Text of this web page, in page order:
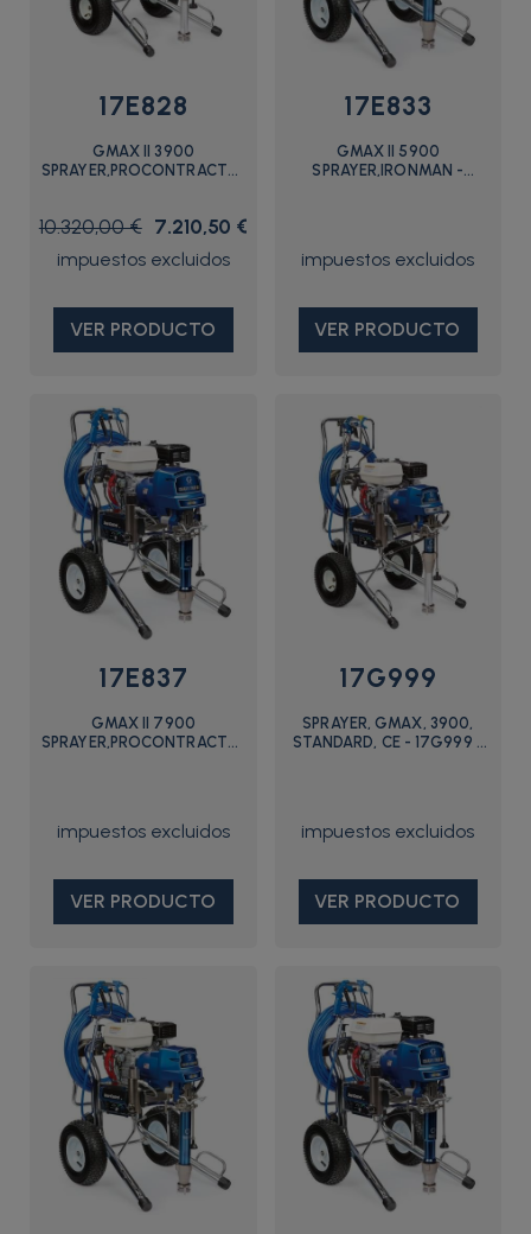
17E828
GMAX II 3900
SPRAYER,PROCONTRACTOR
10.320,00 € 7.210,50 €
VER PRODUCTO
17E833
GMAX II 5900
SPRAYER,IRONMAN -
VER PRODUCTO
17E837
GMAX II 7900
SPRAYER,PROCONTRACTOR
VER PRODUCTO
17G999
SPRAYER, GMAX, 3900,
STANDARD, CE - 17G999 -
VER PRODUCTO